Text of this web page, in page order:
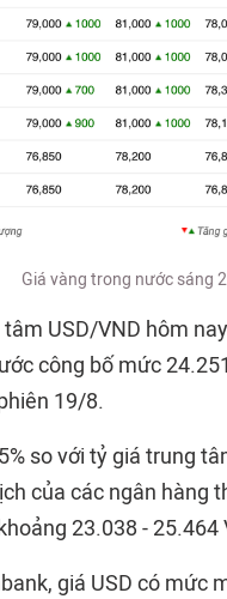
Giá vàng trong nước sáng
USD/VND hôm
công bố mức
19/8.
so với tỷ giá trung
của các ngân hàng
23.038 - 25.464
giá USD có mức